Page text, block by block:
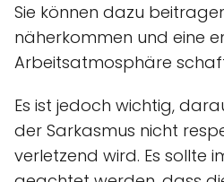
Sie können dazu
näherkommen und eine
Arbeitsatmosphäre
Es ist jedoch wichtig,
der Sarkasmus nicht
verletzend wird. Es sollte